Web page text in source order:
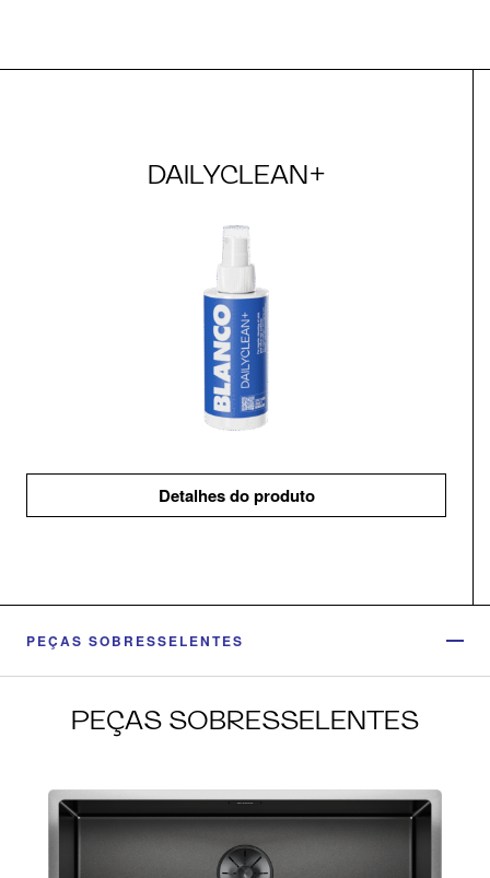
DAILYCLEAN+
Detalhes do produto
PEÇAS SOBRESSELENTES
PEÇAS SOBRESSELENTES